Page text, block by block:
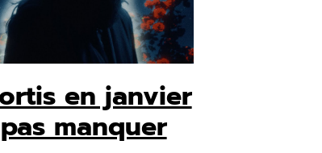
en janvier
manquer